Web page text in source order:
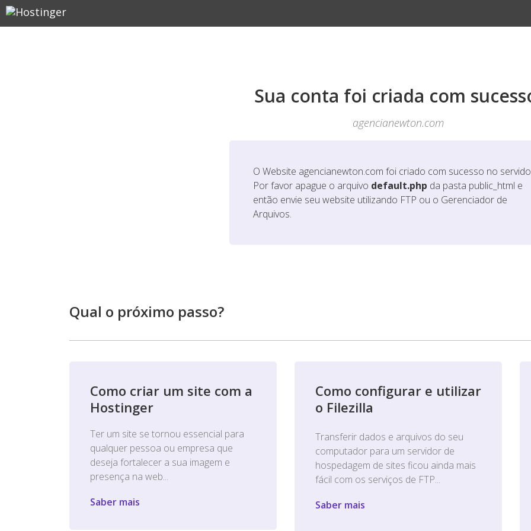
Sua conta foi criada com
agencianewton.com
O Website agencianewton.com foi criado com sucesso no
Por favor apague o arquivo default.php da pasta public_html e
então envie seu website utilizando FTP ou o Gerenciador de
Arquivos.
Qual o próximo passo?
Como criar um site com a
Hostinger
Ter um site se tornou essencial para
qualquer pessoa ou empresa que
deseja fortalecer a sua imagem e
presença na web...
Saber mais
Como configurar e utilizar
o Filezilla
Transferir dados e arquivos do seu
computador para um servidor de
hospedagem de sites ficou ainda mais
fácil com os serviços de FTP...
Saber mais